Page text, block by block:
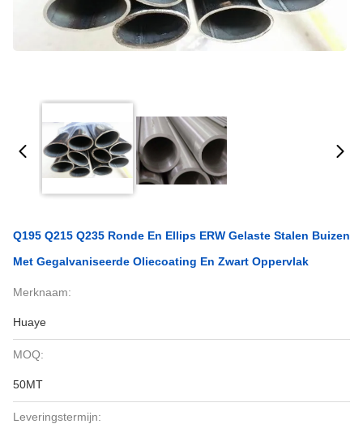
Q195 Q215 Q235 Ronde En Ellips ERW Gelaste Stalen Buizen
Met Gegalvaniseerde Oliecoating En Zwart Oppervlak
Merknaam:
Huaye
MOQ:
50MT
Leveringstermijn: